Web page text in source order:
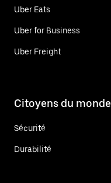
Uber Eats
Uber for Business
Uber Freight
Citoyens du monde
Sécurité
Durabilité